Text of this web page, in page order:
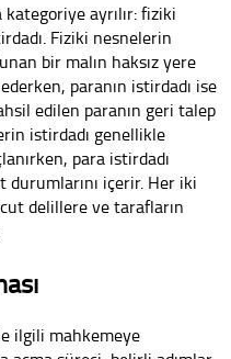
ayrılır: fiziki
Fiziki nesnelerin
bir malın haksız yere
paranın istirdadı ise
edilen paranın geri talep
istirdadı genellikle
para istirdadı
durumlarını içerir. Her iki
delillere ve tarafların
ilgili mahkemeye